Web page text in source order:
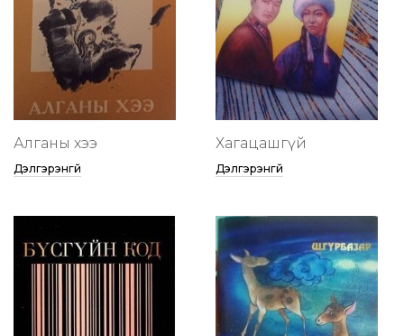
Алганы хээ
Дэлгэрэнгүй
Хагацашгүй
Дэлгэрэнгүй